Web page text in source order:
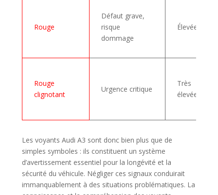
Rouge
Défaut grave,
risque
dommage
Élevée
Rouge
clignotant
Urgence critique
Très
élevée
Les voyants Audi A3 sont donc bien plus que de
simples symboles : ils constituent un système
d’avertissement essentiel pour la longévité et la
sécurité du véhicule. Négliger ces signaux conduirait
immanquablement à des situations problématiques. La